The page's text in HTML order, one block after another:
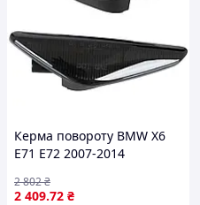
Керма повороту BMW X6
E71 E72 2007-2014
2 409.72 ₴
2 802₴